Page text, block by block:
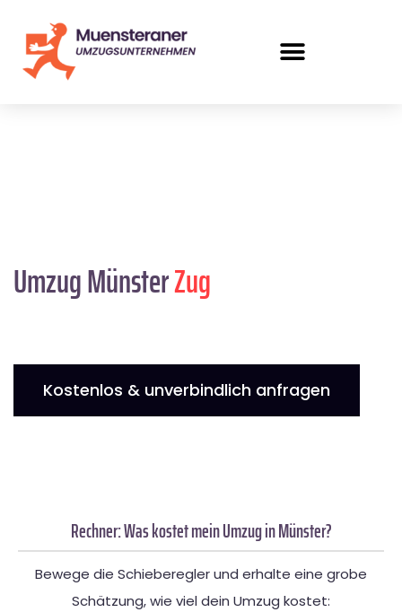
Umzug MünsterZug
Kostenlos & unverbindlich anfragen
Rechner: Was kostet mein Umzug in Münster?
Bewege die Schieberegler und erhalte eine grobe
Schätzung, wie viel dein Umzug kostet: